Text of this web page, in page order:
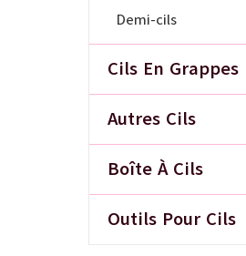
Demi-cils
Cils En Grappes
Autres Cils
Boîte À Cils
Outils Pour Cils